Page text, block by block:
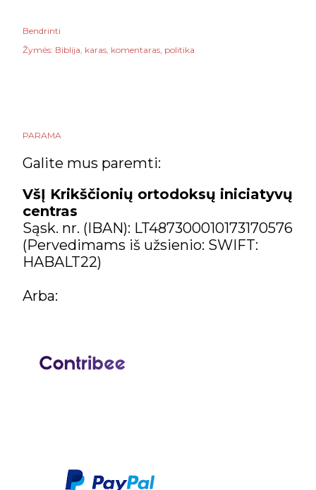
Bendrinti
Žymės: Biblija karas komentaras politika
PARAMA
Galite mus paremti:
VšĮ Krikščionių ortodoksų iniciatyvų
centras
Sąsk. nr. (IBAN): LT487300010173170576
(Pervedimams iš užsienio: SWIFT:
HABALT22)
Arba: